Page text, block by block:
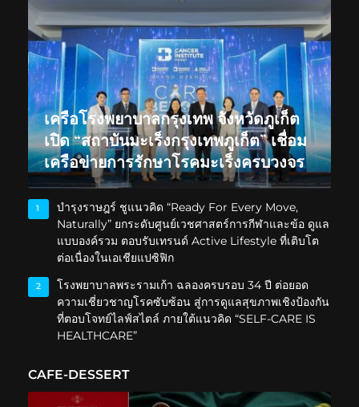
เครือโรงพยาบาลกรุงเทพ จังหวัดภูเก็ต
เปิด “สถาบันมะเร็งกรุงเทพภูเก็ต” เชื่อม
เครือข่ายการรักษาโรคมะเร็งครบวงจร
1
บำรุงราษฎร์ ชูแนวคิด “Ready For Every Move,
Naturally” ยกระดับศูนย์เวชศาสตร์การกีฬาและข้อ ดูแล
แบบองค์รวม ตอบรับเทรนด์ Active Lifestyle ที่เติบโต
ต่อเนื่องในเอเชียแปซิฟิก
2
โรงพยาบาลพระรามเก้า ฉลองครบรอบ 34 ปี ต่อยอด
ความเชี่ยวชาญโรคซับซ้อน สู่การดูแลสุขภาพเชิงป้องกัน
ที่ตอบโจทย์ไลฟ์สไตล์ ภายใต้แนวคิด “SELF-CARE IS
HEALTHCARE”
CAFE-DESSERT